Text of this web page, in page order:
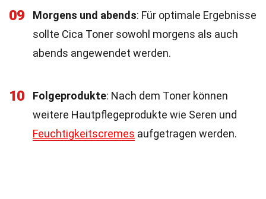
09 Morgens und abends: Für optimale Ergebnisse
sollte Cica Toner sowohl morgens als auch
abends angewendet werden.
10 Folgeprodukte: Nach dem Toner können
weitere Hautpflegeprodukte wie Seren und
Feuchtigkeitscremes aufgetragen werden.